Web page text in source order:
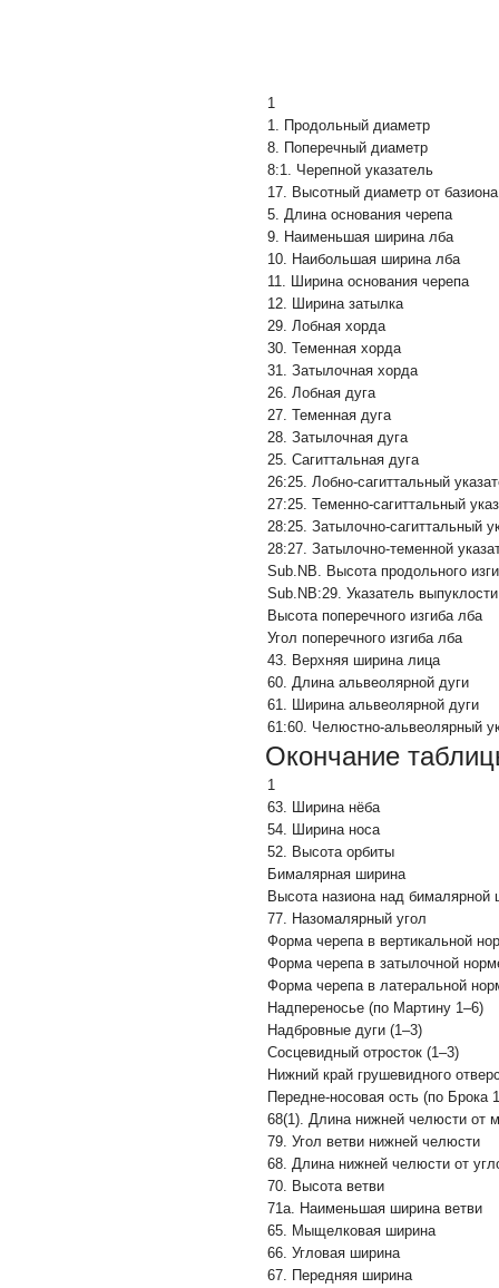
1
1. Продольный диаметр
8. Поперечный диаметр
8:1. Черепной указатель
17. Высотный диаметр от базиона
5. Длина основания черепа
9. Наименьшая ширина лба
10. Наибольшая ширина лба
11. Ширина основания черепа
12. Ширина затылка
29. Лобная хорда
30. Теменная хорда
31. Затылочная хорда
26. Лобная дуга
27. Теменная дуга
28. Затылочная дуга
25. Сагиттальная дуга
26:25. Лобно-сагиттальный
27:25. Теменно-сагиттальный
28:25. Затылочно-сагиттальный
28:27. Затылочно-теменной
Sub.NB. Высота продольного
Sub.NB:29. Указатель
Высота поперечного изгиба лба
Угол поперечного изгиба лба
43. Верхняя ширина лица
60. Длина альвеолярной дуги
61. Ширина альвеолярной дуги
61:60. Челюстно-альвеолярный
Окончание
1
63. Ширина нёба
54. Ширина носа
52. Высота орбиты
Бималярная ширина
Высота назиона над бималярной
77. Назомалярный угол
Форма черепа в вертикальной
Форма черепа в затылочной
Форма черепа в латеральной
Надпереносье (по Мартину 1–6)
Надбровные дуги (1–3)
Сосцевидный отросток (1–3)
Нижний край грушевидного
Передне-носовая ость (по Брока
68(1). Длина нижней челюсти от
79. Угол ветви нижней челюсти
68. Длина нижней челюсти от
70. Высота ветви
71а. Наименьшая ширина ветви
65. Мыщелковая ширина
66. Угловая ширина
67. Передняя ширина